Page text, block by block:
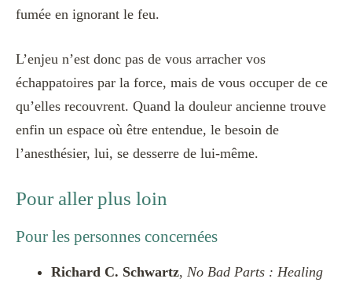
fumée en ignorant le feu.
L’enjeu n’est donc pas de vous arracher vos
échappatoires par la force, mais de vous occuper de ce
qu’elles recouvrent. Quand la douleur ancienne trouve
enfin un espace où être entendue, le besoin de
l’anesthésier, lui, se desserre de lui-même.
Pour aller plus loin
Pour les personnes concernées
Richard C. Schwartz, No Bad Parts : Healing